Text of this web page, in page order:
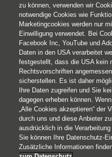
© 2026 Helvetia Versicherungen
Hoher Markt 10-11
1010 Wien
+43 50 222-1000
Impressum
zu können, verwenden wir
notwendige Cookies wie
Marketingcookies werden nur
Einwilligung verwendet. Bei
Facebook Inc, YouTube und
Daten in den USA verarbeitet
festgestellt, dass die USA kein
Rechtsvorschriften
sicherstellen. Es ist daher
Ihre Daten zugreifen und Sie
dagegen erheben können.
„Alle Cookies akzeptieren“ der
durch uns und diese Anbieter
ausdrücklich in die
Sie können Ihre Datenschutz-
Zusätzliche Informationen